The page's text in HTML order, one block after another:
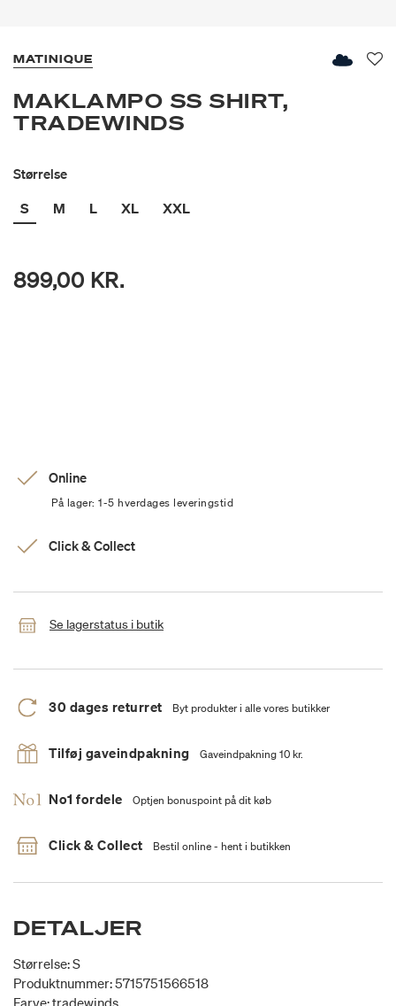
MATINIQUE
MAKLAMPO SS SHIRT,
TRADEWINDS
Størrelse
S
M L XL XXL
899,00 KR.
Online
På lager: 1-5 hverdages leveringstid
Click & Collect
Se lagerstatus i butik
30 dages returret Byt produkter i alle vores butikker
Tilføj gaveindpakning Gaveindpakning 10 kr.
No1 fordele Optjen bonuspoint på dit køb
Click & Collect Bestil online - hent i butikken
DETALJER
Størrelse: S
Produktnummer: 5715751566518